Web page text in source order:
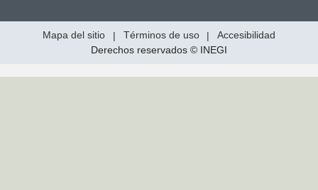
Mapa del sitio | Términos de uso |
Accesibilidad
Derechos reservados © INEGI